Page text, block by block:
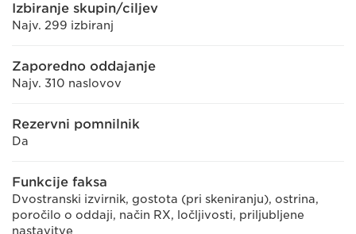
Izbiranje skupin/ciljev
Najv. 299 izbiranj
Zaporedno oddajanje
Najv. 310 naslovov
Rezervni pomnilnik
Da
Funkcije faksa
Dvostranski izvirnik, gostota (pri skeniranju), ostrina,
poročilo o oddaji, način RX, ločljivosti, priljubljene
nastavitve